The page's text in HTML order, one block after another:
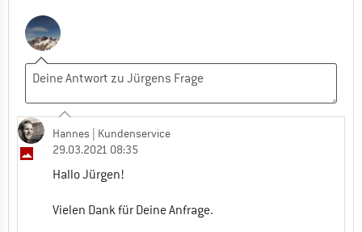
Hannes | Kundenservice
29.03.2021 08:35
Hallo Jürgen!
Vielen Dank für Deine Anfrage.